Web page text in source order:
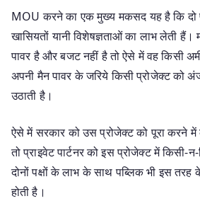
MOU करने का एक मुख्य मकसद यह है कि दो
खासियतों यानी विशेषज्ञताओं का लाभ लेती
पावर है और बजट नहीं है तो ऐसे में वह किसी
अपनी मैन पावर के जरिये किसी प्रोजेक्ट को
उठाती है।
ऐसे में सरकार को उस प्रोजेक्ट को पूरा करने में
तो प्राइवेट पार्टनर को इस प्रोजेक्ट में किसी-
दोनों पक्षों के लाभ के साथ पब्लिक भी इस तरह
होती है।